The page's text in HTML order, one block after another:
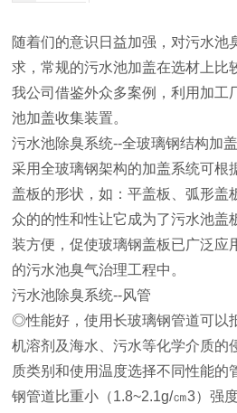
随着们的意识日益加强，对污水池
求，常规的污水池加盖在选材上比
我公司借鉴外众多案例，利用加工
池加盖收集装置。
污水池除臭系统--全玻璃钢结构加盖
采用全玻璃钢架构的加盖系统可根
盖板的形状，如：平盖板、弧形盖
众的的性和性让它成为了污水池盖
装方便，促使玻璃钢盖板已广泛应
的污水池臭气治理工程中。
污水池除臭系统--风管
◎性能好，使用长玻璃钢管道可以
机溶剂及海水、污水等化学介质的
质类别和使用温度选择不同性能
钢管道比重小（1.8~2.1g/㎝3）强